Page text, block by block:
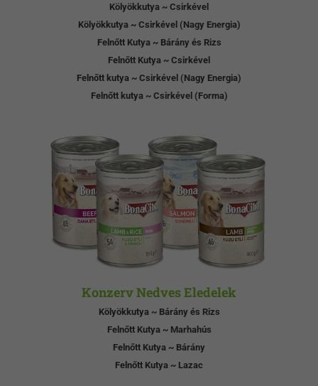
Kölyökkutya ~ Csirkével
Kölyökkutya ~ Csirkével (Nagy Energia)
Felnőtt Kutya ~ Bárány és Rizs
Felnőtt Kutya ~ Csirkével
Felnőtt kutya ~ Csirkével (Nagy Energia)
Felnőtt kutya ~ Csirkével (Forma)
Konzerv Nedves Eledelek
Kölyökkutya ~ Bárány és Rizs
Felnőtt Kutya ~ Marhahús
Felnőtt Kutya ~ Bárány
Felnőtt Kutya ~ Lazac